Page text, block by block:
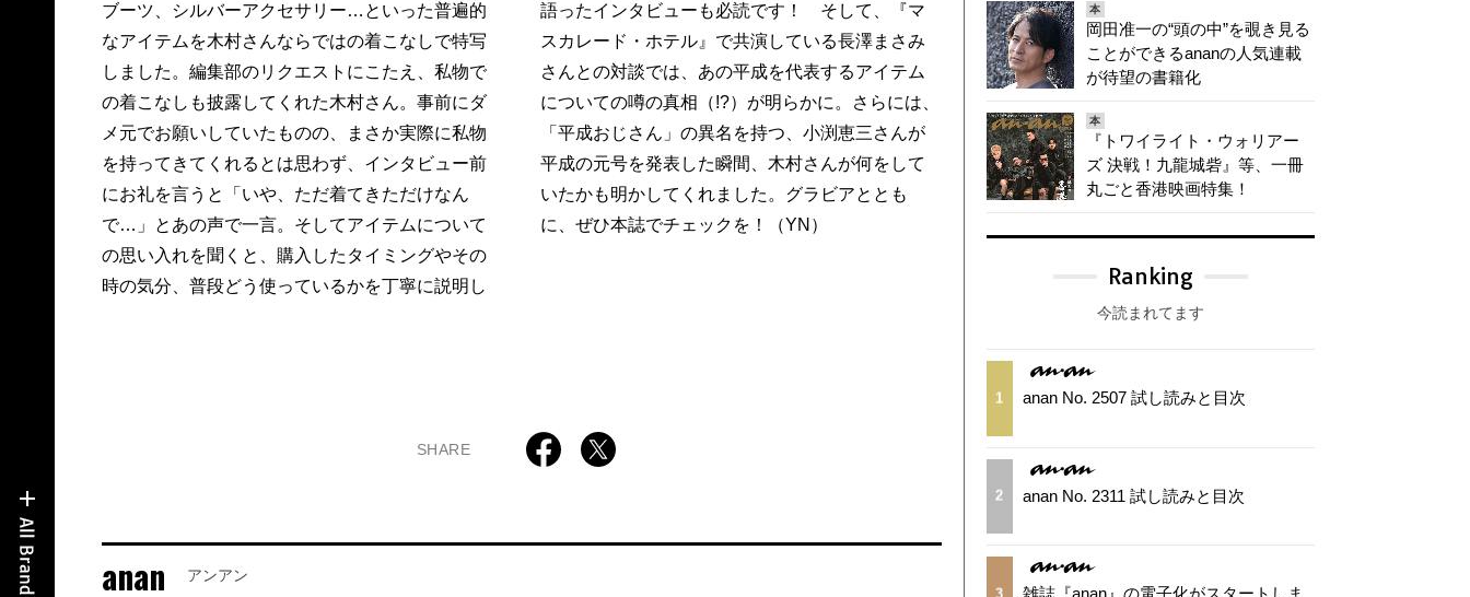
ブーツ、シルバーアクセサリー…といった普遍的
なアイテムを木村さんならではの着こなしで特写
しました。編集部のリクエストにこたえ、私物で
の着こなしも披露してくれた木村さん。事前にダ
メ元でお願いしていたものの、まさか実際に私物
を持ってきてくれるとは思わず、インタビュー前
にお礼を言うと「いや、ただ着てきただけなん
で…」とあの声で一言。そしてアイテムについて
の思い入れを聞くと、購入したタイミングやその
時の気分、普段どう使っているかを丁寧に説明し
語ったインタビューも必読です！ そして、『マ
スカレード・ホテル』で共演している長澤まさみ
さんとの対談では、あの平成を代表するアイテム
についての噂の真相（!?）が明らかに。さらには、
「平成おじさん」の異名を持つ、小渕恵三さんが
平成の元号を発表した瞬間、木村さんが何をして
いたかも明かしてくれました。グラビアととも
に、ぜひ本誌でチェックを！（YN）
SHARE
anan アンアン
本
岡田准一の“頭の中”を覗き見る
ことができるananの人気連載
が待望の書籍化
本
『トワイライト・ウォリアー
ズ 決戦！九龍城砦』等、一冊
丸ごと香港映画特集！
Ranking
今読まれてます
1 anan No. 2507 試し読みと目次
2 anan No. 2311 試し読みと目次
3